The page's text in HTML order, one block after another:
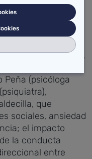
con una mesa
tecnologías como
trastornos
de Salud
‑juvenil del HUMV,
Peña (psicóloga
que
sociales, ansiedad
el impacto
la conducta
entre